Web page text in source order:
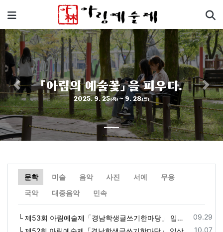
메뉴
「아림의 예술꽃」 을 피우다.
2025. 9. 25(목) ~ 9. 28(일)
Previous Next
문학 미술 음악 사진 서예
무용
국악
대중음악 민속
등록일
09.29
└ 제53회 아림예술제「경남학생글쓰기한마당」 입상자 명단 수정 (2025. 10. 1.)
등록일
10.07